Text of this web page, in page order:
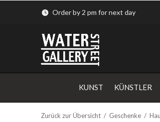
KUNST KÜNSTLER
Order by 2 pm for next day
Zurück zur Übersicht Geschenke